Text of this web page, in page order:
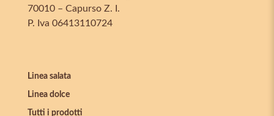
70010 – Capurso Z. I.
P. Iva 06413110724
Linea salata
Linea dolce
Tutti i prodotti